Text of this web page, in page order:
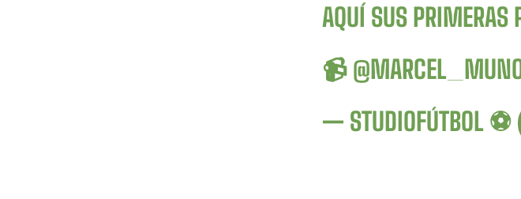
AQUÍ SUS PRIMERAS
📹
— STUDIOFÚTBOL ⚽